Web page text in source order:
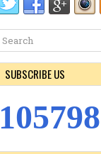
SUBSCRIBE US
105798